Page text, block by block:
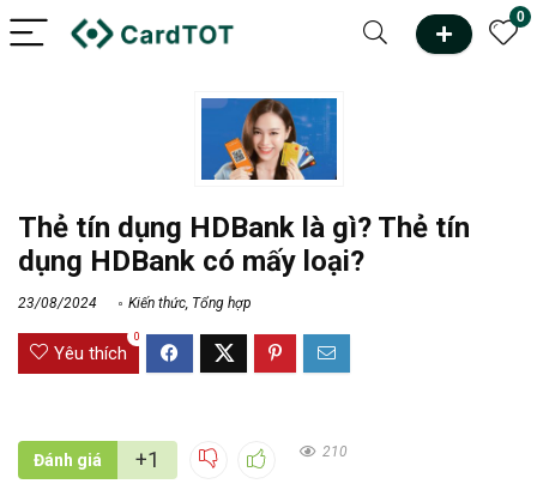
0
Thẻ tín dụng HDBank là gì? Thẻ tín
dụng HDBank có mấy loại?
23/08/2024 Kiến thức Tổng hợp
Yêu thích
0
Đánh giá +1 210